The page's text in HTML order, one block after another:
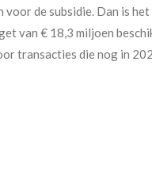
voor de subsidie. Dan is
van € 18,3 miljoen
transacties die nog in